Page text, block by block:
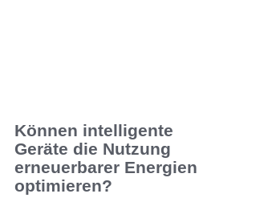
Können intelligente
Geräte die Nutzung
erneuerbarer Energien
optimieren?